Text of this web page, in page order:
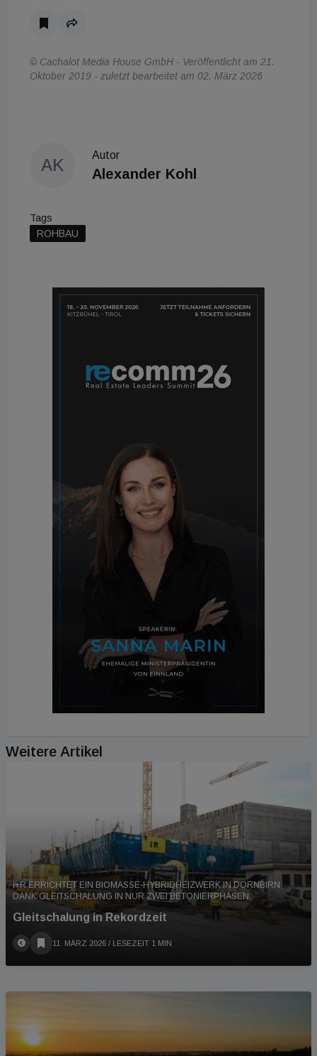
© Cachalot Media House GmbH - Veröffentlicht am 21.
Oktober 2019 - zuletzt bearbeitet am 02. März 2026
AK
Autor
Alexander Kohl
Tags
ROHBAU
Weitere Artikel
I+R ERRICHTET EIN BIOMASSE-HYBRIDHEIZWERK IN DORNBIRN
DANK GLEITSCHALUNG IN NUR ZWEI BETONIERPHASEN.
Gleitschalung in Rekordzeit
11. MÄRZ 2026 / LESEZEIT 1 MIN